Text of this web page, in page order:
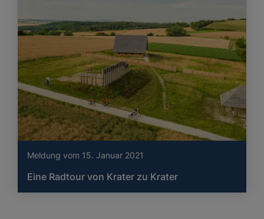
Meldung vom 15. Januar 2021
Eine Radtour von Krater zu Krater